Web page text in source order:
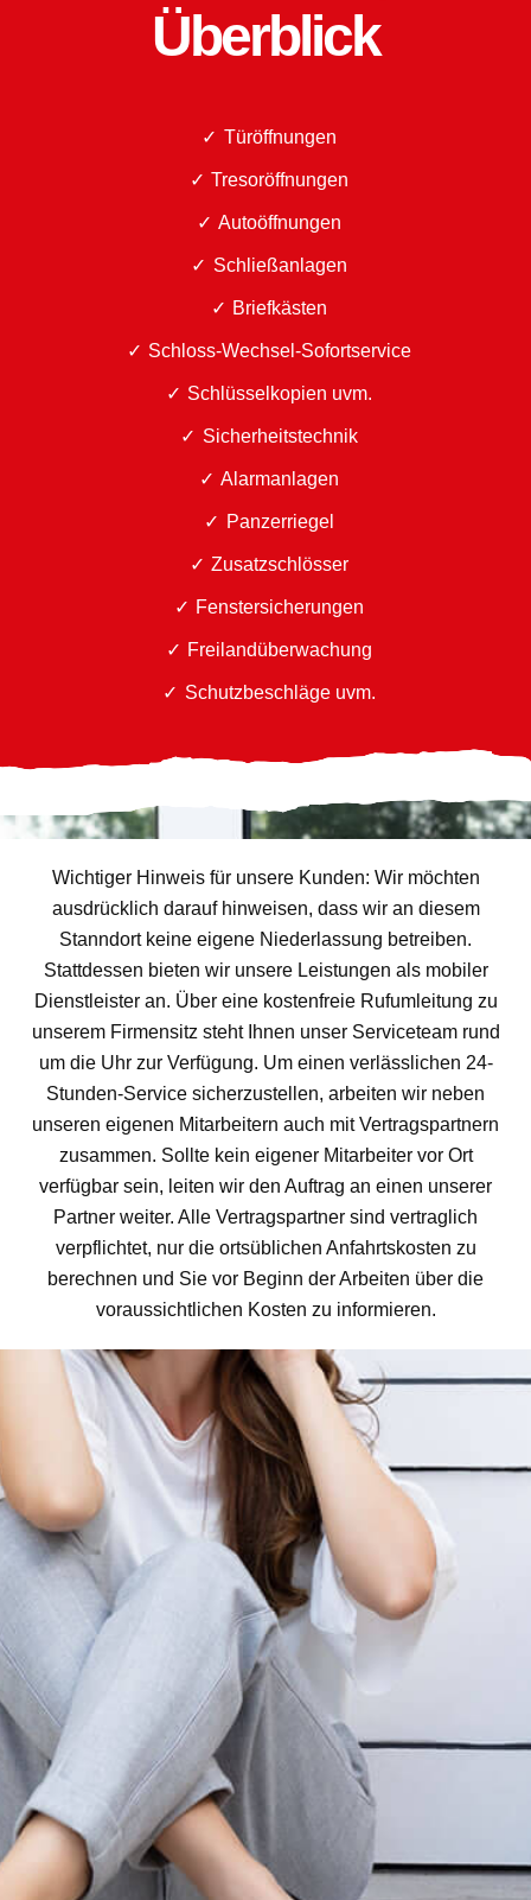
Überblick
Türöffnungen
Tresoröffnungen
Autoöffnungen
Schließanlagen
Briefkästen
Schloss-Wechsel-Sofortservice
Schlüsselkopien uvm.
Sicherheitstechnik
Alarmanlagen
Panzerriegel
Zusatzschlösser
Fenstersicherungen
Freilandüberwachung
Schutzbeschläge uvm.
Wichtiger Hinweis für unsere Kunden: Wir möchten
ausdrücklich darauf hinweisen, dass wir an diesem
Stanndort keine eigene Niederlassung betreiben.
Stattdessen bieten wir unsere Leistungen als mobiler
Dienstleister an. Über eine kostenfreie Rufumleitung zu
unserem Firmensitz steht Ihnen unser Serviceteam rund
um die Uhr zur Verfügung. Um einen verlässlichen 24-
Stunden-Service sicherzustellen, arbeiten wir neben
unseren eigenen Mitarbeitern auch mit Vertragspartnern
zusammen. Sollte kein eigener Mitarbeiter vor Ort
verfügbar sein, leiten wir den Auftrag an einen unserer
Partner weiter. Alle Vertragspartner sind vertraglich
verpflichtet, nur die ortsüblichen Anfahrtskosten zu
berechnen und Sie vor Beginn der Arbeiten über die
voraussichtlichen Kosten zu informieren.